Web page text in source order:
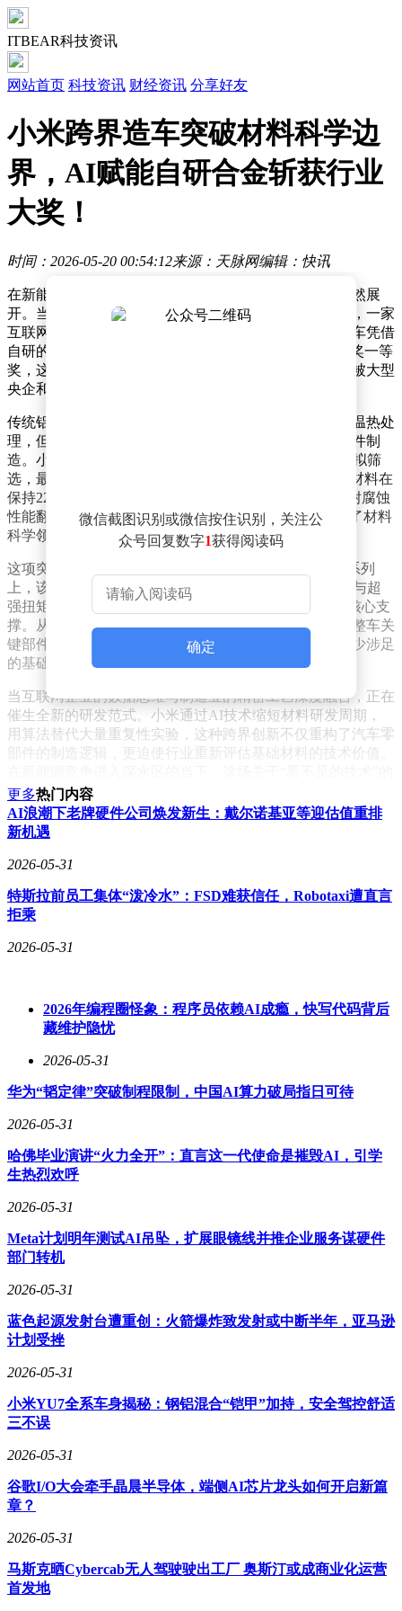
ITBEAR科技资讯
网站首页 科技资讯 财经资讯 分享好友
小米跨界造车突破材料科学边
界，AI赋能自研合金斩获行业
大奖！
时间：2026-05-20 00:54:12来源：天脉网编辑：快讯
在新能源汽车领域，一场关于底层技术创新的较量正悄然展
开。当行业还在聚焦智能驾驶、电池续航等显性技术时，一家
互联网背景的车企已悄然杀入材料科学腹地——小米汽车凭借
自研的“高强压铸铝硅合金”斩获有色金属工业科学技术奖一等
奖，这项由国家科技部备案的行业最高奖项，此前长期被大型
央企和顶尖高校垄断。
传统铝合金材料存在致命短板：要提升强度必须经过高温热处
理，但这一过程会导致材料变形，无法直接用于精密部件制
造。小米研发团队通过AI算法对亿万种材料配方进行模拟筛
选，最终开发出全球首款“免热处理高强铝硅合金”。该材料在
保持2200MPa超高强度的同时，将屈服强度提升40%，耐腐蚀
性能翻倍，更实现电驱壳体减重10%的突破，彻底颠覆了材料
科学领域“强度与工艺不可兼得”的百年定律。
这项突破性成果已进入量产阶段。在小米超级电机V8s系列
上，该合金构建的壳体成功承受住28000rpm的极限转速与超
强扭矩，为小米SU7 Ultra和YU7 GT两款性能车型提供核心支
撑。从车身超强钢到电机专用合金，小米正构建起覆盖整车关
键部件的材料技术体系，其研发深度已触及传统车企鲜少涉足
的基础科学领域。
当互联网企业的数据思维与制造业的精密工艺深度融合，正在
催生全新的研发范式。小米通过AI技术缩短材料研发周期，
用算法替代大量重复性实验，这种跨界创新不仅重构了汽车零
部件的制造逻辑，更迫使行业重新评估基础材料的技术价值。
较量，或许将决定未来十年产业格局的走向。
微信截图识别或微信按住识别，关注公
众号回复数字1获得阅读码
确定
更多热门内容
AI浪潮下老牌硬件公司焕发新生：戴尔诺基亚等迎估值重排
新机遇
2026-05-31
特斯拉前员工集体“泼冷水”：FSD难获信任，Robotaxi遭直言
拒乘
2026-05-31
2026年编程圈怪象：程序员依赖AI成瘾，快写代码背后
藏维护隐忧
2026-05-31
华为“韬定律”突破制程限制，中国AI算力破局指日可待
2026-05-31
哈佛毕业演讲“火力全开”：直言这一代使命是摧毁AI，引学
生热烈欢呼
2026-05-31
Meta计划明年测试AI吊坠，扩展眼镜线并推企业服务谋硬件
部门转机
2026-05-31
蓝色起源发射台遭重创：火箭爆炸致发射或中断半年，亚马逊
计划受挫
2026-05-31
小米YU7全系车身揭秘：钢铝混合“铠甲”加持，安全驾控舒适
三不误
2026-05-31
谷歌I/O大会牵手晶晨半导体，端侧AI芯片龙头如何开启新篇
章？
2026-05-31
马斯克晒Cybercab无人驾驶驶出工厂 奥斯汀或成商业化运营
首发地